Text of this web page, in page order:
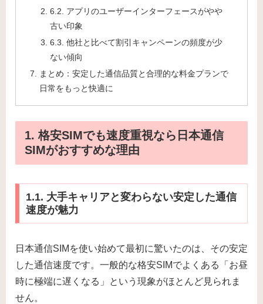
6.2. アプリのユーザーインターフェースがやや
古い印象
6.3. 他社と比べて割引キャンペーンの頻度が少
ない傾向
まとめ：安定した通信品質と合理的な料金プランで
日常をもっと快適に
1. 格安SIMでも速度重視なら日本通信
SIMがおすすめな理由
1.1. 大手キャリアと変わらない安定した通信
速度が魅力
日本通信SIMを使い始めて最初に驚いたのは、その安定
した通信速度です。一般的な格安SIMでよくある「お昼
時に極端に遅くなる」という現象がほとんど見られま
せん。